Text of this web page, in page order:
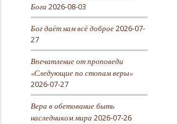
Бога 2026-08-03
Бог даёт нам всё доброе2026-07-
27
Впечатление от проповеди
«Следующие по стопам веры»
2026-07-27
Вера в обетование быть
наследником мира 2026-07-26